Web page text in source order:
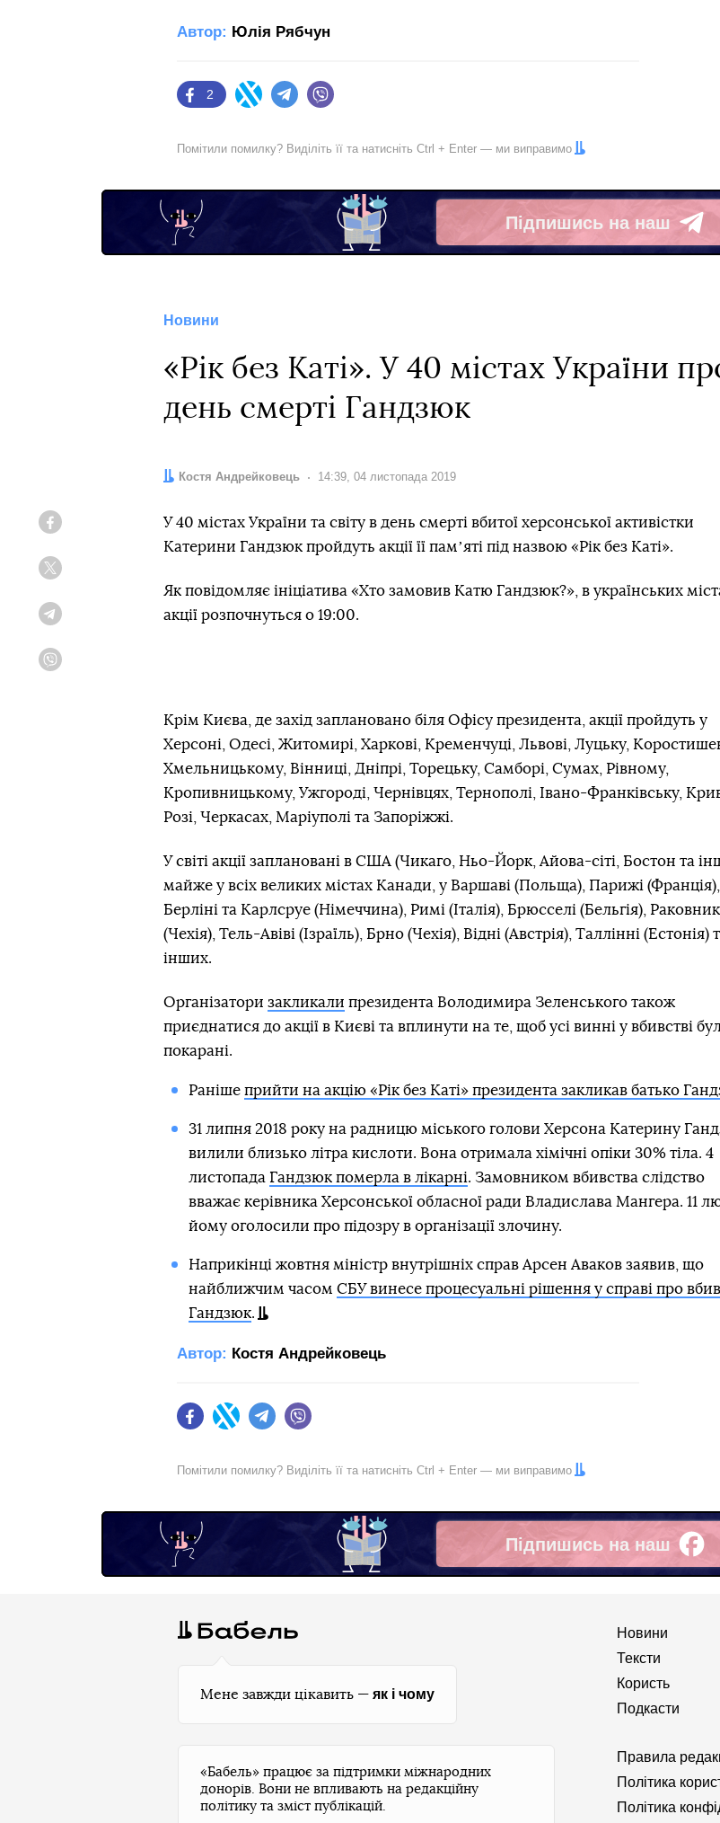
Автор: Юлія Рябчун
Facebook
2
Twitter Telegram
Помітили помилку? Виділіть її та натисніть Ctrl + Enter — ми виправимо
Підпишись на наш
Telegram
Новини
«Рік без Каті». У 40 містах України
день смерті Гандзюк
Автор:
Костя Андрейковець Дата:
14:39, 04 листопада 2019
У 40 містах України та світу в день смерті вбитої херсонської активістки
Катерини Гандзюк пройдуть акції її памʼяті під назвою «Рік без Каті».
Як повідомляє ініціатива «Хто замовив Катю Гандзюк?», в українських
акції розпочнуться о 19:00.
Крім Києва, де захід заплановано біля Офісу президента, акції пройдуть у
Херсоні, Одесі, Житомирі, Харкові, Кременчуці, Львові, Луцьку,
Хмельницькому, Вінниці, Дніпрі, Торецьку, Самборі, Сумах, Рівному,
Кропивницькому, Ужгороді, Чернівцях, Тернополі, Івано-Франківську,
Розі, Черкасах, Маріуполі та Запоріжжі.
У світі акції заплановані в США (Чикаго, Ньо-Йорк, Айова-сіті, Бостон та
майже у всіх великих містах Канади, у Варшаві (Польща), Парижі (Франція),
Берліні та Карлсруе (Німеччина), Римі (Італія), Брюсселі (Бельгія),
(Чехія), Тель-Авіві (Ізраїль), Брно (Чехія), Відні (Австрія), Таллінні (Естонія)
інших.
Організатори закликали президента Володимира Зеленського також
приєднатися до акції в Києві та вплинути на те, щоб усі винні у вбивстві
покарані.
Раніше прийти на акцію «Рік без Каті» президента закликав батько
31 липня 2018 року на радницю міського голови Херсона Катерину
вилили близько літра кислоти. Вона отримала хімічні опіки 30% тіла. 4
листопада Гандзюк померла в лікарні. Замовником вбивства слідство
вважає керівника Херсонської обласної ради Владислава Мангера. 11
йому оголосили про підозру в організації злочину.
Наприкінці жовтня міністр внутрішніх справ Арсен Аваков заявив, що
найближчим часом СБУ винесе процесуальні рішення у справі про
Гандзюк.
Автор: Костя Андрейковець
FacebookTwitter Telegram
Помітили помилку? Виділіть її та натисніть Ctrl + Enter — ми виправимо
Підпишись на наш
Facebook
Мене завжди цікавить — як і чому
Новини
Тексти
Користь
Подкасти
Правила
Політика
Політика
«Бабель» працює за підтримки міжнародних
донорів. Вони не впливають на редакційну
політику та зміст публікацій.